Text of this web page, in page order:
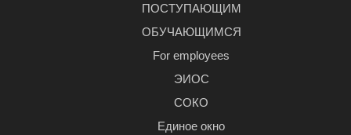
ПОСТУПАЮЩИМ
ОБУЧАЮЩИМСЯ
For employees
ЭИОС
СОКО
Единое окно